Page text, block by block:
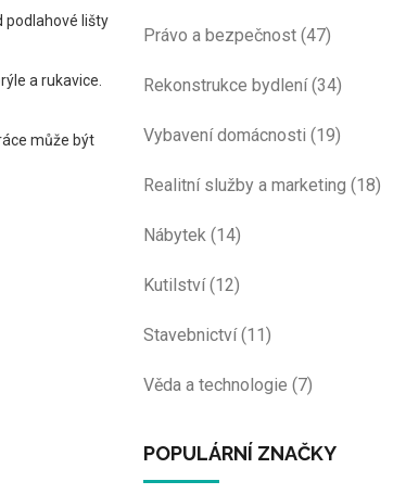
podlahové lišty
a rukavice.
může být
Právo a bezpečnost (47)
Rekonstrukce bydlení(34)
Vybavení domácnosti (19)
Realitní služby a marketing (18)
Nábytek (14)
Kutilství(12)
Stavebnictví(11)
Věda a technologie (7)
POPULÁRNÍ ZNAČKY